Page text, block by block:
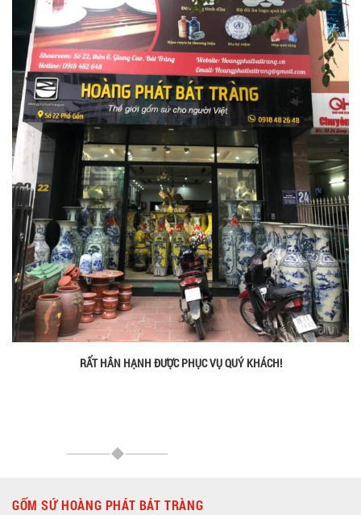
RẤT HÂN HẠNH ĐƯỢC PHỤC VỤ QUÝ KHÁCH!
GỐM SỨ HOÀNG PHÁT BÁT TRÀNG